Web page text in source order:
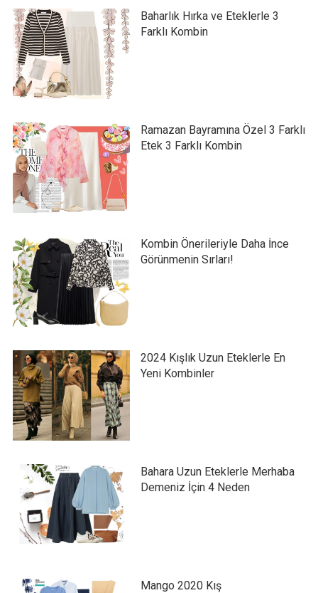
Baharlık Hırka ve Eteklerle 3
Farklı Kombin
Ramazan Bayramına Özel 3 Farklı
Etek 3 Farklı Kombin
Kombin Önerileriyle Daha İnce
Görünmenin Sırları!
2024 Kışlık Uzun Eteklerle En
Yeni Kombinler
Bahara Uzun Eteklerle Merhaba
Demeniz İçin 4 Neden
Mango 2020 Kış